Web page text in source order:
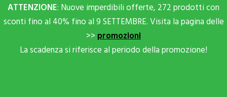
ATTENZIONE: Nuove imperdibili offerte, 272 prodotti con
sconti fino al 40% fino al 9 SETTEMBRE. Visita la pagina delle
>> promozioni
La scadenza si riferisce al periodo della promozione!